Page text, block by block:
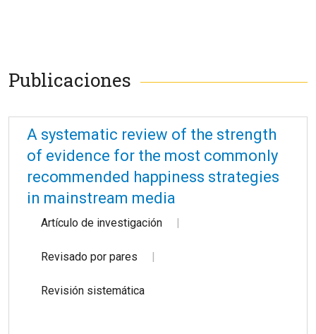
Publicaciones
A systematic review of the strength
of evidence for the most commonly
recommended happiness strategies
in mainstream media
Artículo de investigación
Revisado por pares
Revisión sistemática